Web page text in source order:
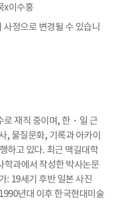
x이수홍
정으로 변경될 수 있습니
로 재직 중이며, 한・일 근
, 물질문화, 기록과 아카이
하고 있다. 최근 맥길대학
과에서 작성한 박사논문
: 19세기 후반 일본 사진
년대 이후 한국현대미술